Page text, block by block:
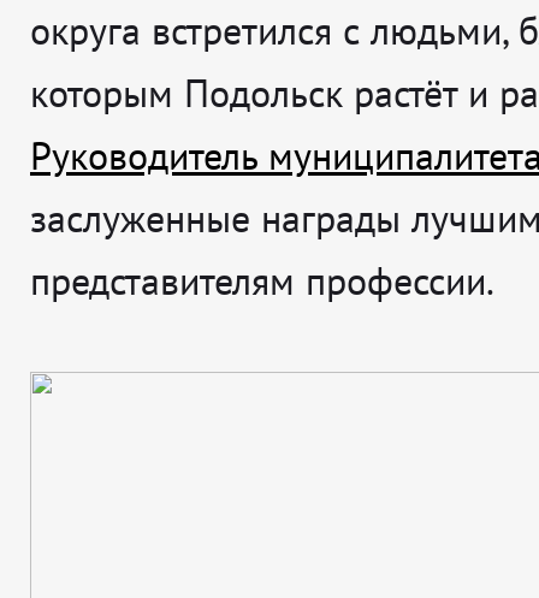
округа встретился с людьми,
которым Подольск растёт и
Руководитель
заслуженные награды
представителям профессии.